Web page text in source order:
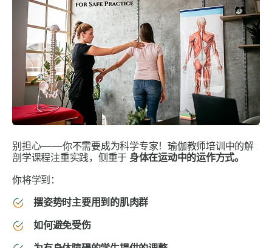
别担心——你不需要成为科学专家！瑜伽教师培训中的解
剖学课程注重实践，侧重于 身体在运动中的运作方式。
你将学到：
摆姿势时主要用到的肌肉群
如何避免受伤